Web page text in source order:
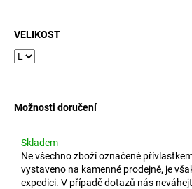
VELIKOST
Možnosti doručení
Skladem
Ne všechno zboží označené přívlastkem
vystaveno na kamenné prodejně, je
expedici. V případě dotazů nás